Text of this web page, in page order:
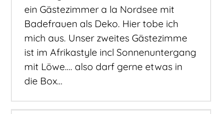
ein Gästezimmer a la Nordsee mit
Badefrauen als Deko. Hier tobe ich
mich aus. Unser zweites Gästezimme
ist im Afrikastyle incl Sonnenuntergang
mit Löwe…. also darf gerne etwas in
die Box…